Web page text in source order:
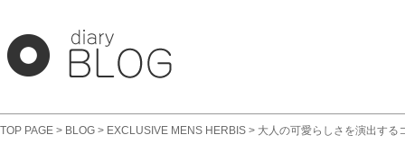
TOP PAGE > BLOG > EXCLUSIVE MENS HERBIS > 大人の可愛らしさを演出する